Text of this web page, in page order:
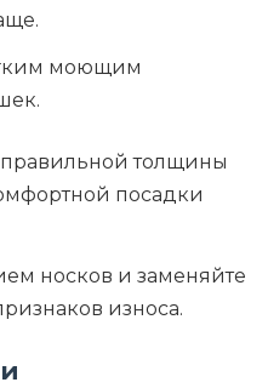
моющим
правильной толщины
посадки
носков и заменяйте
износа.